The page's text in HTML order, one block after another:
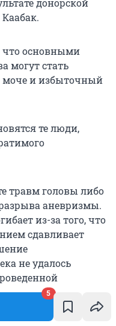
5
донорской
что основными
могут стать
моче и избыточный
те люди,
травм головы либо
аневризмы.
из-за того, что
сдавливает
не удалось
органов, —